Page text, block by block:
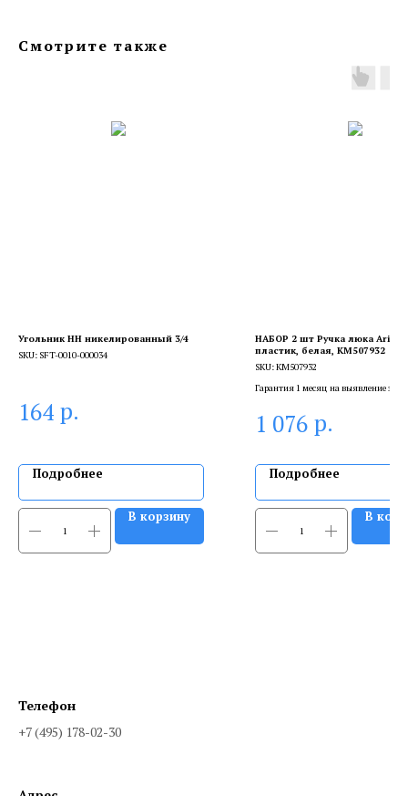
Смотрите также
Угольник НН никелированный 3/4
SKU: SFT-0010-000034
164 р.
Подробнее
В корзину
НАБОР 2 шт Ручка люка
пластик, белая, KM507932
SKU:KM507932
Гарантия 1 месяц на выявление
сертифицированный специалист.
1 076 р.
Подробнее
В
Телефон
+7 (495) 178-02-30